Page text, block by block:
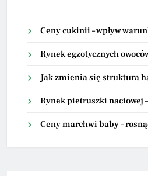
Ceny cukinii – wpływ
Rynek egzotycznych
Jak zmienia się struktura
Rynek pietruszki naciowej
Ceny marchwi baby –